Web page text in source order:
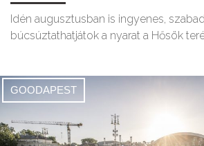
Idén augusztusban is ingyenes,
búcsúztathatjátok a nyarat a Hősök
GOODAPEST